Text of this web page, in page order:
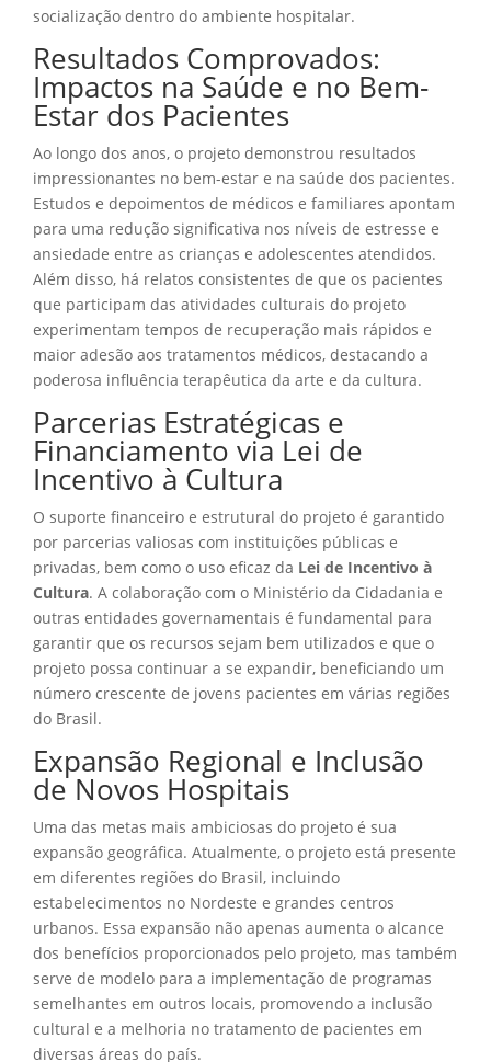
socialização dentro do ambiente hospitalar.
Resultados Comprovados:
Impactos na Saúde e no Bem-
Estar dos Pacientes
Ao longo dos anos, o projeto demonstrou resultados
impressionantes no bem-estar e na saúde dos pacientes.
Estudos e depoimentos de médicos e familiares apontam
para uma redução significativa nos níveis de estresse e
ansiedade entre as crianças e adolescentes atendidos.
Além disso, há relatos consistentes de que os pacientes
que participam das atividades culturais do projeto
experimentam tempos de recuperação mais rápidos e
maior adesão aos tratamentos médicos, destacando a
poderosa influência terapêutica da arte e da cultura.
Parcerias Estratégicas e
Financiamento via Lei de
Incentivo à Cultura
O suporte financeiro e estrutural do projeto é garantido
por parcerias valiosas com instituições públicas e
privadas, bem como o uso eficaz da Lei de Incentivo à
Cultura. A colaboração com o Ministério da Cidadania e
outras entidades governamentais é fundamental para
garantir que os recursos sejam bem utilizados e que o
projeto possa continuar a se expandir, beneficiando um
número crescente de jovens pacientes em várias regiões
do Brasil.
Expansão Regional e Inclusão
de Novos Hospitais
Uma das metas mais ambiciosas do projeto é sua
expansão geográfica. Atualmente, o projeto está presente
em diferentes regiões do Brasil, incluindo
estabelecimentos no Nordeste e grandes centros
urbanos. Essa expansão não apenas aumenta o alcance
dos benefícios proporcionados pelo projeto, mas também
serve de modelo para a implementação de programas
semelhantes em outros locais, promovendo a inclusão
cultural e a melhoria no tratamento de pacientes em
diversas áreas do país.